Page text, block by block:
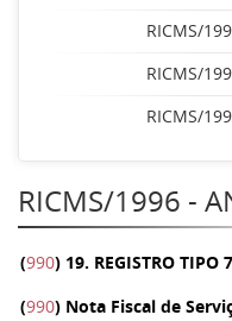
RICMS/
RICMS/
RICMS/
RICMS/1996 -
(990) 19. REGISTRO TIPO
(990) Nota Fiscal de